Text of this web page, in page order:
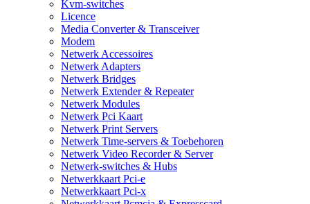
Kvm-switches
Licence
Media Converter & Transceiver
Modem
Netwerk Accessoires
Netwerk Adapters
Netwerk Bridges
Netwerk Extender & Repeater
Netwerk Modules
Netwerk Pci Kaart
Netwerk Print Servers
Netwerk Time-servers & Toebehoren
Netwerk Video Recorder & Server
Netwerk-switches & Hubs
Netwerkkaart Pci-e
Netwerkkaart Pci-x